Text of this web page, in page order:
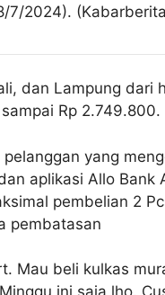
7/2024).
dan Lampung dari
Rp 2.749.800.
yang
aplikasi Allo
pembelian 2
pembatasan
Mau beli kulkas